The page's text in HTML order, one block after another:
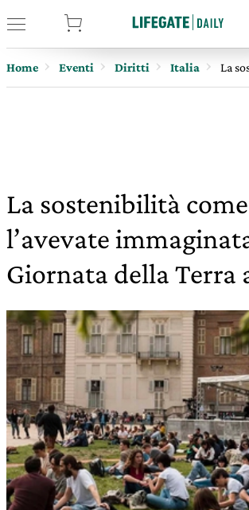
Home Eventi Diritti Italia La
La sostenibilità
l’avevate
Giornata della Terra